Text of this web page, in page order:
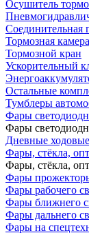
Осушитель
Соединительная
Тормозная камера
Тормозной кран
Ускорительный
Остальные
Тумблеры
Фары
Фары
Дневные
Фары, стёкла,
Фары, стёкла,
Фары
Фары рабочего
Фары ближнего
Фары дальнего
Фары на